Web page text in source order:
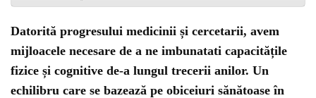
Datorită progresului medicinii și cercetarii, avem
mijloacele necesare de a ne imbunatati capacitățile
fizice și cognitive de-a lungul trecerii anilor. Un
echilibru care se bazează pe obiceiuri sănătoase în